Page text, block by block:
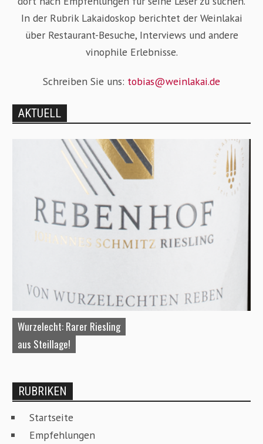
In der Rubrik Lakaidoskop berichtet der Weinlakai
über Restaurant-Besuche, Interviews und andere
vinophile Erlebnisse.
Schreiben Sie uns: tobias@weinlakai.de
AKTUELL
Wurzelecht: Rarer Riesling
aus Steillage!
RUBRIKEN
Startseite
Empfehlungen